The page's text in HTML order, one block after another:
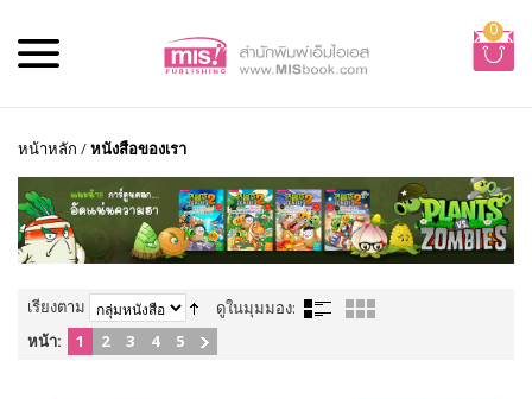
0
หน้าหลัก /หนังสือของเรา
เรียงตาม
ดูในมุมมอง:
หน้า:
1 2 3 4 5